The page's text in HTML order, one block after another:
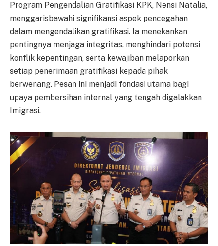
Program Pengendalian Gratifikasi KPK, Nensi Natalia,
menggarisbawahi signifikansi aspek pencegahan
dalam mengendalikan gratifikasi. Ia menekankan
pentingnya menjaga integritas, menghindari potensi
konflik kepentingan, serta kewajiban melaporkan
setiap penerimaan gratifikasi kepada pihak
berwenang. Pesan ini menjadi fondasi utama bagi
upaya pembersihan internal yang tengah digalakkan
Imigrasi.